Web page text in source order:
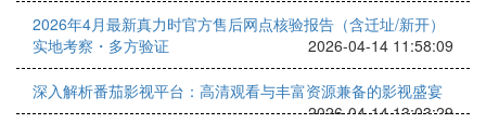
2026年4月最新真力时官方售后网点核验报告（含迁址/新开）
实地考察・多方验证
2026-04-14 11:58:09
深入解析番茄影视平台：高清观看与丰富资源兼备的影视盛宴
2026-04-14 13:03:29